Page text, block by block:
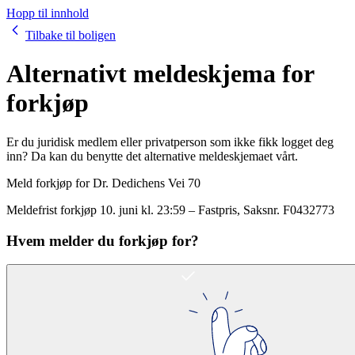
Hopp til innhold
Tilbake til boligen
Alternativt meldeskjema for
forkjøp
Er du juridisk medlem eller privatperson som ikke fikk logget deg
inn? Da kan du benytte det alternative meldeskjemaet vårt.
Meld forkjøp forDr. Dedichens Vei 70
Meldefrist forkjøp 10. juni kl. 23:59 – Fastpris, Saksnr. F0432773
Hvem melder du forkjøp for?